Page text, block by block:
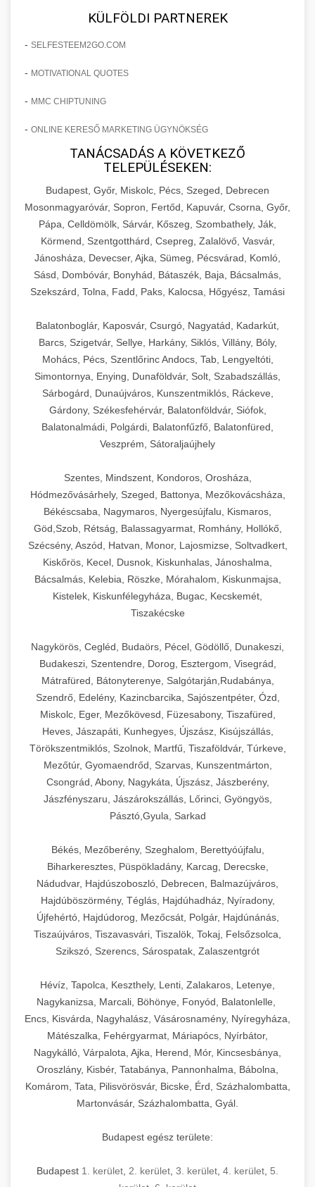
KÜLFÖLDI PARTNEREK
- SELFESTEEM2GO.COM
- MOTIVATIONAL QUOTES
- MMC CHIPTUNING
- ONLINE KERESŐ MARKETING ÜGYNÖKSÉG
TANÁCSADÁS A KÖVETKEZŐ
TELEPÜLÉSEKEN:
Budapest, Győr, Miskolc, Pécs, Szeged, Debrecen
Mosonmagyaróvár, Sopron, Fertőd, Kapuvár, Csorna, Győr,
Pápa, Celldömölk, Sárvár, Kőszeg, Szombathely, Ják,
Körmend, Szentgotthárd, Csepreg, Zalalövő, Vasvár,
Jánosháza, Devecser, Ajka, Sümeg, Pécsvárad, Komló,
Sásd, Dombóvár, Bonyhád, Bátaszék, Baja, Bácsalmás,
Szekszárd, Tolna, Fadd, Paks, Kalocsa, Hőgyész, Tamási
Balatonboglár, Kaposvár, Csurgó, Nagyatád, Kadarkút,
Barcs, Szigetvár, Sellye, Harkány, Siklós, Villány, Bóly,
Mohács, Pécs, Szentlőrinc Andocs, Tab, Lengyeltóti,
Simontornya, Enying, Dunaföldvár, Solt, Szabadszállás,
Sárbogárd, Dunaújváros, Kunszentmiklós, Ráckeve,
Gárdony, Székesfehérvár, Balatonföldvár, Siófok,
Balatonalmádi, Polgárdi, Balatonfűzfő, Balatonfüred,
Veszprém, Sátoraljaújhely
Szentes, Mindszent, Kondoros, Orosháza,
Hódmezővásárhely, Szeged, Battonya, Mezőkovácsháza,
Békéscsaba, Nagymaros, Nyergesújfalu, Kismaros,
Göd,Szob, Rétság, Balassagyarmat, Romhány, Hollókő,
Szécsény, Aszód, Hatvan, Monor, Lajosmizse, Soltvadkert,
Kiskőrös, Kecel, Dusnok, Kiskunhalas, Jánoshalma,
Bácsalmás, Kelebia, Röszke, Mórahalom, Kiskunmajsa,
Kistelek, Kiskunfélegyháza, Bugac, Kecskemét,
Tiszakécske
Nagykörös, Cegléd, Budaörs, Pécel, Gödöllő, Dunakeszi,
Budakeszi, Szentendre, Dorog, Esztergom, Visegrád,
Mátrafüred, Bátonyterenye, Salgótarján,Rudabánya,
Szendrő, Edelény, Kazincbarcika, Sajószentpéter, Ózd,
Miskolc, Eger, Mezőkövesd, Füzesabony, Tiszafüred,
Heves, Jászapáti, Kunhegyes, Újszász, Kisújszállás,
Törökszentmiklós, Szolnok, Martfű, Tiszaföldvár, Túrkeve,
Mezőtúr, Gyomaendrőd, Szarvas, Kunszentmárton,
Csongrád, Abony, Nagykáta, Újszász, Jászberény,
Jászfényszaru, Jászárokszállás, Lőrinci, Gyöngyös,
Pásztó,Gyula, Sarkad
Békés, Mezőberény, Szeghalom, Berettyóújfalu,
Biharkeresztes, Püspökladány, Karcag, Derecske,
Nádudvar, Hajdúszoboszló, Debrecen, Balmazújváros,
Hajdúböszörmény, Téglás, Hajdúhadház, Nyíradony,
Újfehértó, Hajdúdorog, Mezőcsát, Polgár, Hajdúnánás,
Tiszaújváros, Tiszavasvári, Tiszalök, Tokaj, Felsőzsolca,
Szikszó, Szerencs, Sárospatak, Zalaszentgrót
Hévíz, Tapolca, Keszthely, Lenti, Zalakaros, Letenye,
Nagykanizsa, Marcali, Böhönye, Fonyód, Balatonlelle,
Encs, Kisvárda, Nagyhalász, Vásárosnamény, Nyíregyháza,
Mátészalka, Fehérgyarmat, Máriapócs, Nyírbátor,
Nagykálló, Várpalota, Ajka, Herend, Mór, Kincsesbánya,
Oroszlány, Kisbér, Tatabánya, Pannonhalma, Bábolna,
Komárom, Tata, Pilisvörösvár, Bicske, Érd, Százhalombatta,
Martonvásár, Százhalombatta, Gyál.
Budapest egész területe:
Budapest 1. kerület 2. kerület 3. kerület 4. kerület 5.